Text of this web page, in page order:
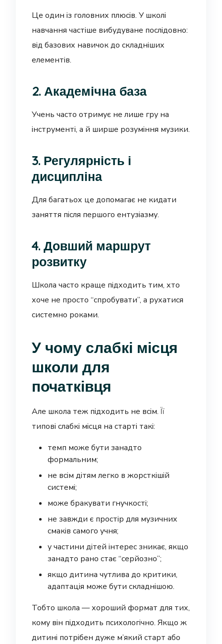
Це один із головних плюсів. У школі
навчання частіше вибудуване послідовно:
від базових навичок до складніших
елементів.
2. Академічна база
Учень часто отримує не лише гру на
інструменті, а й ширше розуміння музики.
3. Регулярність і
дисципліна
Для багатьох це допомагає не кидати
заняття після першого ентузіазму.
4. Довший маршрут
розвитку
Школа часто краще підходить тим, хто
хоче не просто “спробувати”, а рухатися
системно роками.
У чому слабкі місця
школи для
початківця
Але школа теж підходить не всім. Її
типові слабкі місця на старті такі:
темп може бути занадто
формальним;
не всім дітям легко в жорсткішій
системі;
може бракувати гнучкості;
не завжди є простір для музичних
смаків самого учня;
у частини дітей інтерес зникає, якщо
занадто рано стає “серйозно”;
якщо дитина чутлива до критики,
адаптація може бути складнішою.
Тобто школа — хороший формат для тих,
кому він підходить психологічно. Якщо ж
дитині потрібен дуже м’який старт або